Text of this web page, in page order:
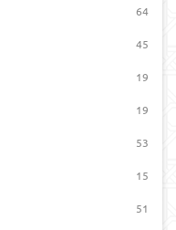
64
45
19
19
53
15
51